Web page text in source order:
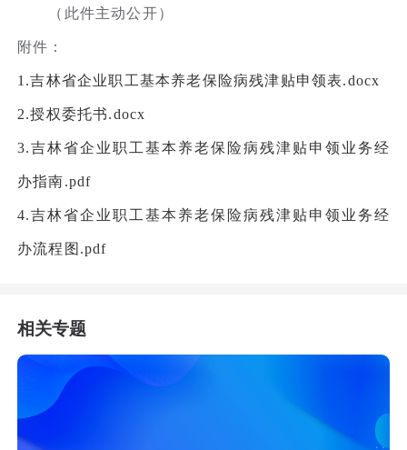
（此件主动公开）
附件：
1.吉林省企业职工基本养老保险病残津贴申领表.docx
2.授权委托书.docx
3.吉林省企业职工基本养老保险病残津贴申领业务经
办指南.pdf
4.吉林省企业职工基本养老保险病残津贴申领业务经
办流程图.pdf
相关专题